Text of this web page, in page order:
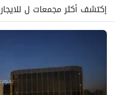
إكتشف أكثر مجمعات ل للايجار